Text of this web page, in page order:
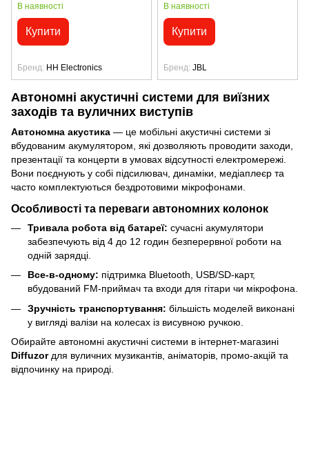
Автономні акустичні системи для виїзних
заходів та вуличних виступів
Автономна акустика — це мобільні акустичні системи зі
вбудованим акумулятором, які дозволяють проводити заходи,
презентації та концерти в умовах відсутності електромережі.
Вони поєднують у собі підсилювач, динаміки, медіаплеєр та
часто комплектуються бездротовими мікрофонами.
Особливості та переваги автономних колонок
Тривала робота від батареї: сучасні акумулятори
забезпечують від 4 до 12 годин безперервної роботи на
одній зарядці.
Все-в-одному: підтримка Bluetooth, USB/SD-карт,
вбудований FM-приймач та входи для гітари чи мікрофона.
Зручність транспортування: більшість моделей виконані
у вигляді валізи на колесах із висувною ручкою.
Обирайте автономні акустичні системи в інтернет-магазині
Diffuzorдля вуличних музикантів, аніматорів, промо-акцій та
відпочинку на природі.
В наявності
Купити
Бренд HH Electronics
В наявності
Купити
Бренд JBL